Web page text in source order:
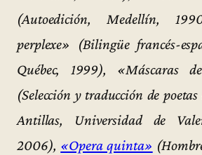
(Autoedición, Medellín,
perplexe» (Bilingüe francés-
Québec, 1999), «Máscaras
(Selección y traducción de
Antillas, Universidad de
2006), «Opera quinta»